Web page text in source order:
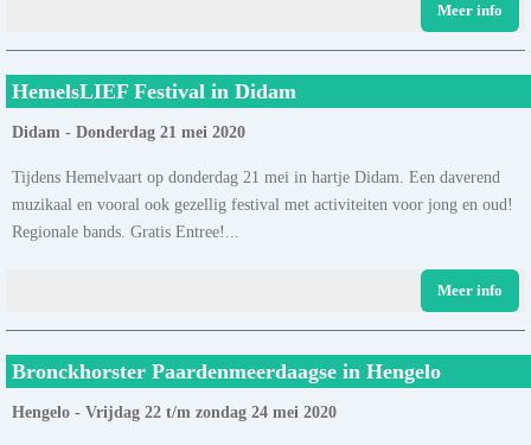
Meer info
HemelsLIEF Festival in Didam
Didam - Donderdag 21 mei 2020
Tijdens Hemelvaart op donderdag 21 mei in hartje Didam. Een daverend
muzikaal en vooral ook gezellig festival met activiteiten voor jong en oud!
Regionale bands. Gratis Entree!...
Meer info
Bronckhorster Paardenmeerdaagse in Hengelo
Hengelo - Vrijdag 22 t/m zondag 24 mei 2020